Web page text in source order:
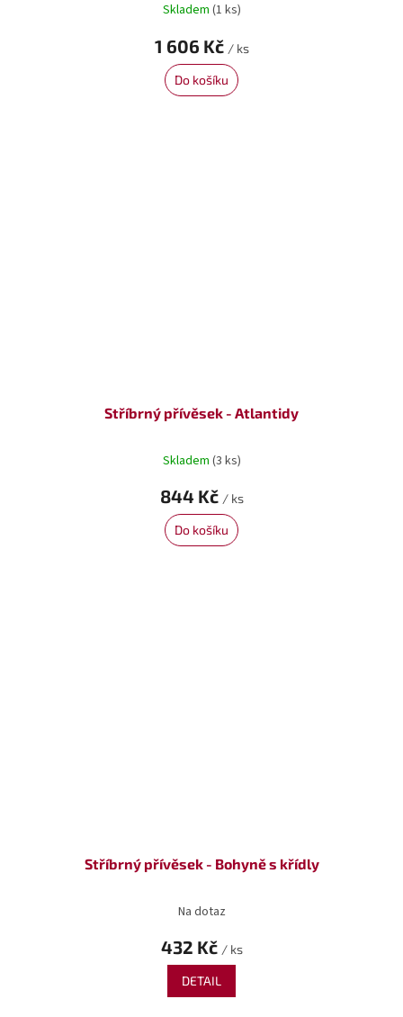
Skladem (1 ks)
1 606 Kč / ks
Do košíku
Stříbrný přívěsek - Atlantidy
Skladem (3 ks)
844 Kč / ks
Do košíku
Stříbrný přívěsek - Bohyně s křídly
Na dotaz
432 Kč / ks
DETAIL